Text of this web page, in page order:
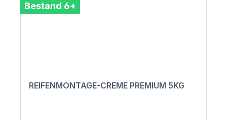
Bestand 6+
REIFENMONTAGE-CREME PREMIUM 5KG